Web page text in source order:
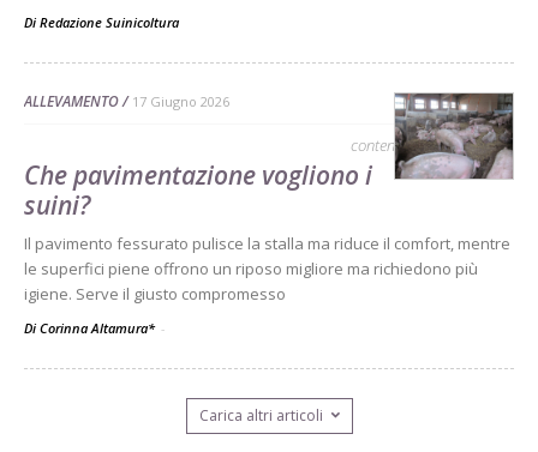
Di Redazione Suinicoltura
ALLEVAMENTO 17 Giugno 2026
contenuto sponsorizzato
Che pavimentazione vogliono i
suini?
Il pavimento fessurato pulisce la stalla ma riduce il comfort, mentre
le superfici piene offrono un riposo migliore ma richiedono più
igiene. Serve il giusto compromesso
Di Corinna Altamura* -
Carica altri articoli